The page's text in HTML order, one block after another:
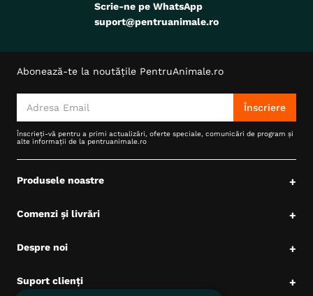
Scrie-ne pe WhatsApp
suport@pentruanimale.ro
Abonează-te la noutățile PentruAnimale.ro
Înscriere
Înscrieți-vă pentru a primi actualizări, oferte speciale, comunicări de program și
alte informații de la pentruanimale.ro
Produsele noastre +
Comenzi și livrări +
Despre noi +
Suport clienți +